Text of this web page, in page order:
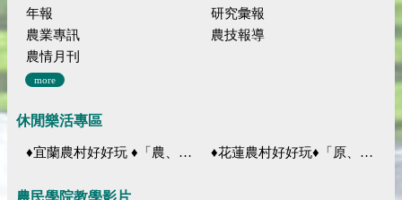
年報
研究彙報
農業專訊
農技報導
農情月刊
more
休閒樂活專區
♦宜蘭農村好好玩 ♦「農、藝、山、水」四條遊程推薦 ♦花蓮農村好好玩♦「原、生、慢、活」四條遊程推薦
農民學院教學影片